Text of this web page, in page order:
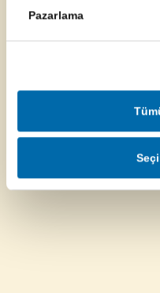
Pazarlama